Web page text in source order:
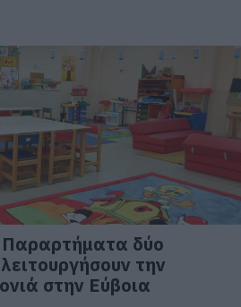
Παραρτήματα δύο
την
στην Εύβοια